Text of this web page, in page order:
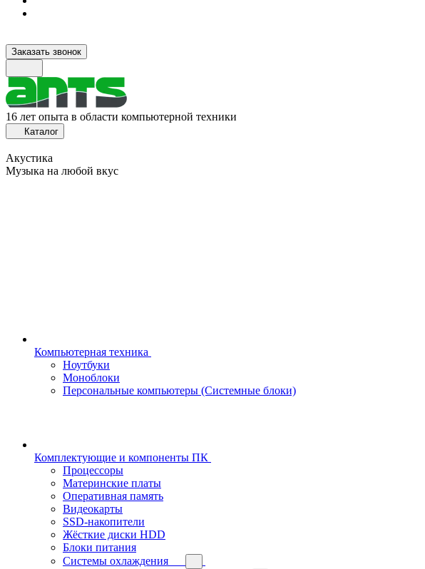
Заказать звонок
16 лет опыта в области компьютерной техники
Каталог
Акустика
Музыка на любой вкус
Компьютерная техника
Ноутбуки
Моноблоки
Персональные компьютеры (Системные блоки)
Комплектующие и компоненты ПК
Процессоры
Материнские платы
Оперативная память
Видеокарты
SSD-накопители
Жёсткие диски HDD
Блоки питания
Системы охлаждения